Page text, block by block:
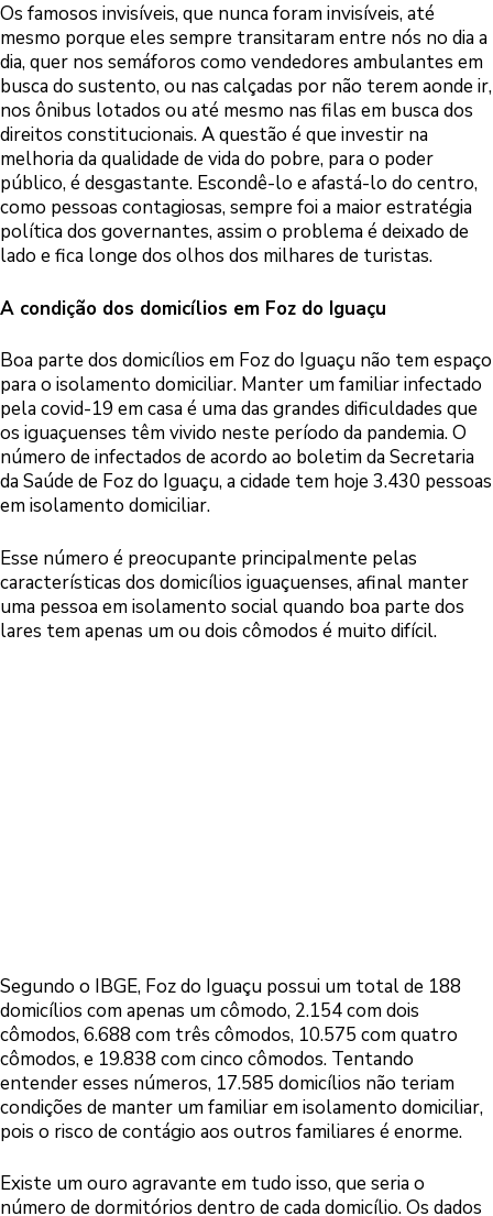
Os famosos invisíveis, que nunca foram invisíveis, até
mesmo porque eles sempre transitaram entre nós no dia a
dia, quer nos semáforos como vendedores ambulantes em
busca do sustento, ou nas calçadas por não terem aonde ir,
nos ônibus lotados ou até mesmo nas filas em busca dos
direitos constitucionais. A questão é que investir na
melhoria da qualidade de vida do pobre, para o poder
público, é desgastante. Escondê-lo e afastá-lo do centro,
como pessoas contagiosas, sempre foi a maior estratégia
política dos governantes, assim o problema é deixado de
lado e fica longe dos olhos dos milhares de turistas.
A condição dos domicílios em Foz do Iguaçu
Boa parte dos domicílios em Foz do Iguaçu não tem espaço
para o isolamento domiciliar. Manter um familiar infectado
pela covid-19 em casa é uma das grandes dificuldades que
os iguaçuenses têm vivido neste período da pandemia. O
número de infectados de acordo ao boletim da Secretaria
da Saúde de Foz do Iguaçu, a cidade tem hoje 3.430 pessoas
em isolamento domiciliar.
Esse número é preocupante principalmente pelas
características dos domicílios iguaçuenses, afinal manter
uma pessoa em isolamento social quando boa parte dos
lares tem apenas um ou dois cômodos é muito difícil.
Segundo o IBGE, Foz do Iguaçu possui um total de 188
domicílios com apenas um cômodo, 2.154 com dois
cômodos, 6.688 com três cômodos, 10.575 com quatro
cômodos, e 19.838 com cinco cômodos. Tentando
entender esses números, 17.585 domicílios não teriam
condições de manter um familiar em isolamento domiciliar,
pois o risco de contágio aos outros familiares é enorme.
Existe um ouro agravante em tudo isso, que seria o
número de dormitórios dentro de cada domicílio. Os dados